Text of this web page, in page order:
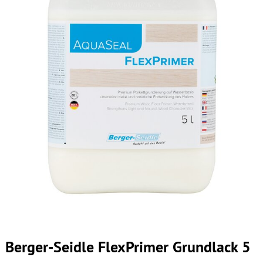
Berger-Seidle FlexPrimer Grundlack 5